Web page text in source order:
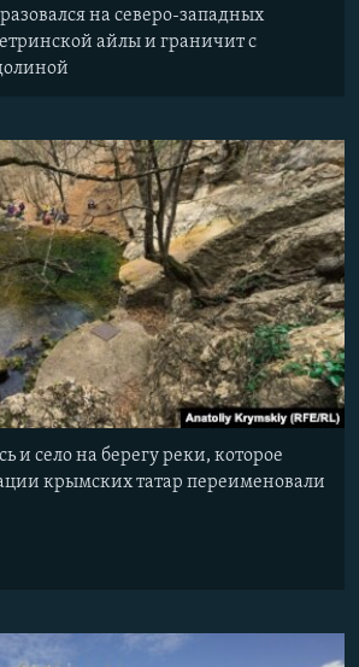
на северо-западных
айлы и граничит с
и село на берегу реки, которое
крымских татар переименовали